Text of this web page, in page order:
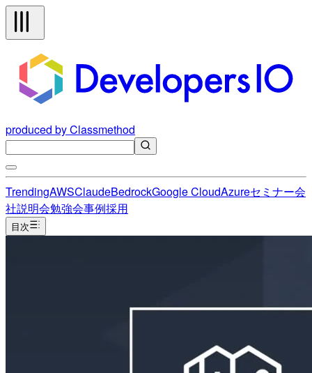
produced by Classmethod
TrendingAWSClaudeBedrockGoogle CloudAzureセミナー会
社説明会勉強会事例採用
目次